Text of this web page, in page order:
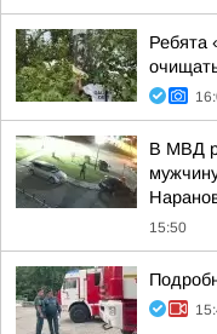
Ребята
В МВД
15:50